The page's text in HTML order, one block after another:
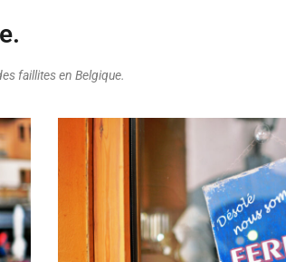
faillites en Belgique.